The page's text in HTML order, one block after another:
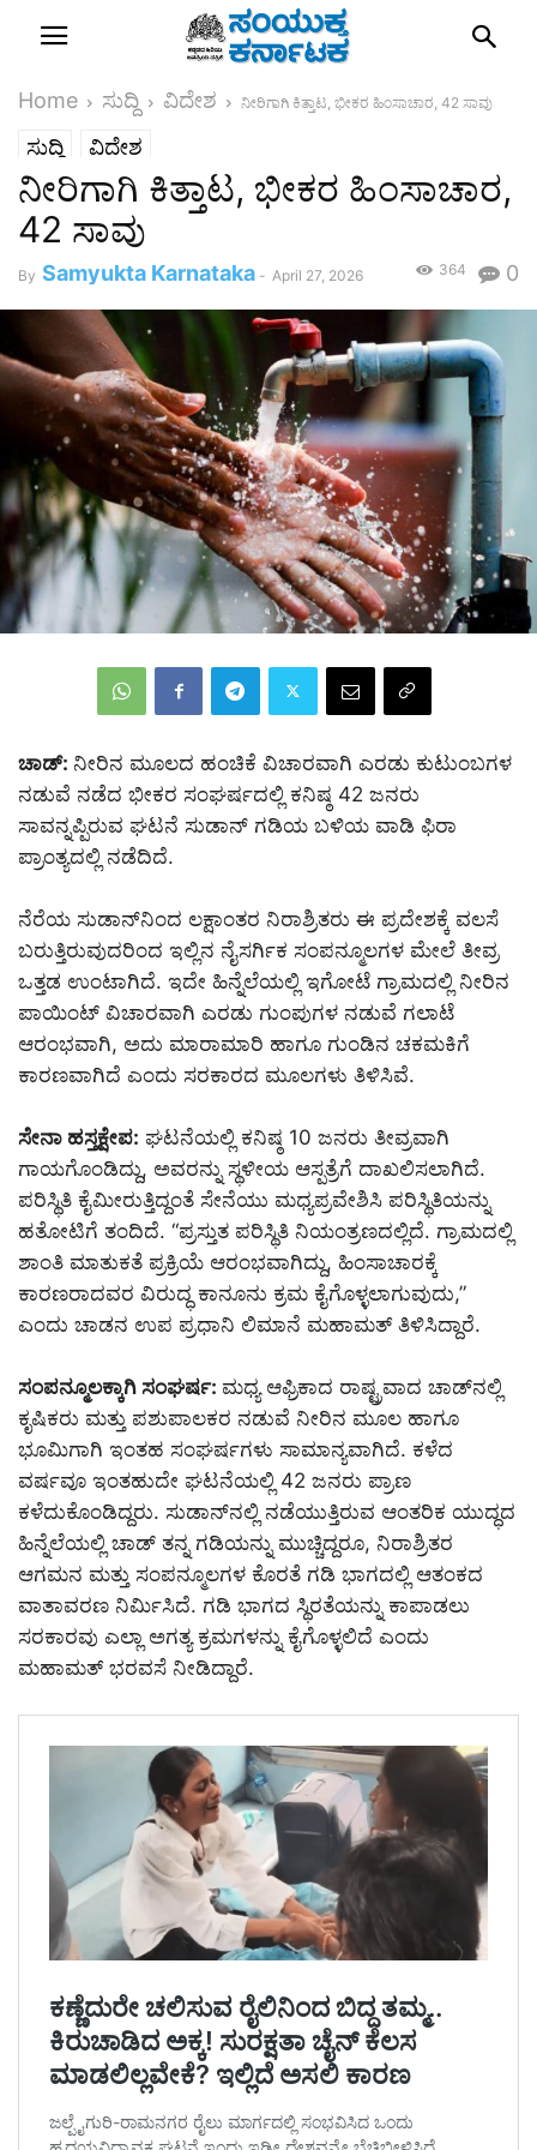
Home ಸುದ್ದಿ ವಿದೇಶ ನೀರಿಗಾಗಿ ಕಿತ್ತಾಟ, ಭೀಕರ ಹಿಂಸಾಚಾರ, 42 ಸಾವು
ಸುದ್ದಿ ವಿದೇಶ
ನೀರಿಗಾಗಿ ಕಿತ್ತಾಟ, ಭೀಕರ ಹಿಂಸಾಚಾರ,
42 ಸಾವು
By Samyukta Karnataka - April 27, 2026 0
364
ಚಾಡ್: ನೀರಿನ ಮೂಲದ ಹಂಚಿಕೆ ವಿಚಾರವಾಗಿ ಎರಡು ಕುಟುಂಬಗಳ
ನಡುವೆ ನಡೆದ ಭೀಕರ ಸಂಘರ್ಷದಲ್ಲಿ ಕನಿಷ್ಠ 42 ಜನರು
ಸಾವನ್ನಪ್ಪಿರುವ ಘಟನೆ ಸುಡಾನ್ ಗಡಿಯ ಬಳಿಯ ವಾಡಿ ಫಿರಾ
ಪ್ರಾಂತ್ಯದಲ್ಲಿ ನಡೆದಿದೆ.
ನೆರೆಯ ಸುಡಾನ್‌ನಿಂದ ಲಕ್ಷಾಂತರ ನಿರಾಶ್ರಿತರು ಈ ಪ್ರದೇಶಕ್ಕೆ ವಲಸೆ
ಬರುತ್ತಿರುವುದರಿಂದ ಇಲ್ಲಿನ ನೈಸರ್ಗಿಕ ಸಂಪನ್ಮೂಲಗಳ ಮೇಲೆ ತೀವ್ರ
ಒತ್ತಡ ಉಂಟಾಗಿದೆ. ಇದೇ ಹಿನ್ನೆಲೆಯಲ್ಲಿ ಇಗೋಟೆ ಗ್ರಾಮದಲ್ಲಿ ನೀರಿನ
ಪಾಯಿಂಟ್ ವಿಚಾರವಾಗಿ ಎರಡು ಗುಂಪುಗಳ ನಡುವೆ ಗಲಾಟೆ
ಆರಂಭವಾಗಿ, ಅದು ಮಾರಾಮಾರಿ ಹಾಗೂ ಗುಂಡಿನ ಚಕಮಕಿಗೆ
ಕಾರಣವಾಗಿದೆ ಎಂದು ಸರಕಾರದ ಮೂಲಗಳು ತಿಳಿಸಿವೆ.
ಸೇನಾ ಹಸ್ತಕ್ಷೇಪ: ಘಟನೆಯಲ್ಲಿ ಕನಿಷ್ಠ 10 ಜನರು ತೀವ್ರವಾಗಿ
ಗಾಯಗೊಂಡಿದ್ದು, ಅವರನ್ನು ಸ್ಥಳೀಯ ಆಸ್ಪತ್ರೆಗೆ ದಾಖಲಿಸಲಾಗಿದೆ.
ಪರಿಸ್ಥಿತಿ ಕೈಮೀರುತ್ತಿದ್ದಂತೆ ಸೇನೆಯು ಮಧ್ಯಪ್ರವೇಶಿಸಿ ಪರಿಸ್ಥಿತಿಯನ್ನು
ಹತೋಟಿಗೆ ತಂದಿದೆ. “ಪ್ರಸ್ತುತ ಪರಿಸ್ಥಿತಿ ನಿಯಂತ್ರಣದಲ್ಲಿದೆ. ಗ್ರಾಮದಲ್ಲಿ
ಶಾಂತಿ ಮಾತುಕತೆ ಪ್ರಕ್ರಿಯೆ ಆರಂಭವಾಗಿದ್ದು, ಹಿಂಸಾಚಾರಕ್ಕೆ
ಕಾರಣರಾದವರ ವಿರುದ್ಧ ಕಾನೂನು ಕ್ರಮ ಕೈಗೊಳ್ಳಲಾಗುವುದು,”
ಎಂದು ಚಾಡನ ಉಪ ಪ್ರಧಾನಿ ಲಿಮಾನೆ ಮಹಾಮತ್ ತಿಳಿಸಿದ್ದಾರೆ.
ಸಂಪನ್ಮೂಲಕ್ಕಾಗಿ ಸಂಘರ್ಷ: ಮಧ್ಯ ಆಫ್ರಿಕಾದ ರಾಷ್ಟ್ರವಾದ ಚಾಡ್‌ನಲ್ಲಿ
ಕೃಷಿಕರು ಮತ್ತು ಪಶುಪಾಲಕರ ನಡುವೆ ನೀರಿನ ಮೂಲ ಹಾಗೂ
ಭೂಮಿಗಾಗಿ ಇಂತಹ ಸಂಘರ್ಷಗಳು ಸಾಮಾನ್ಯವಾಗಿದೆ. ಕಳೆದ
ವರ್ಷವೂ ಇಂತಹುದೇ ಘಟನೆಯಲ್ಲಿ 42 ಜನರು ಪ್ರಾಣ
ಕಳೆದುಕೊಂಡಿದ್ದರು. ಸುಡಾನ್‌ನಲ್ಲಿ ನಡೆಯುತ್ತಿರುವ ಆಂತರಿಕ ಯುದ್ಧದ
ಹಿನ್ನೆಲೆಯಲ್ಲಿ ಚಾಡ್ ತನ್ನ ಗಡಿಯನ್ನು ಮುಚ್ಚಿದ್ದರೂ, ನಿರಾಶ್ರಿತರ
ಆಗಮನ ಮತ್ತು ಸಂಪನ್ಮೂಲಗಳ ಕೊರತೆ ಗಡಿ ಭಾಗದಲ್ಲಿ ಆತಂಕದ
ವಾತಾವರಣ ನಿರ್ಮಿಸಿದೆ. ಗಡಿ ಭಾಗದ ಸ್ಥಿರತೆಯನ್ನು ಕಾಪಾಡಲು
ಸರಕಾರವು ಎಲ್ಲಾ ಅಗತ್ಯ ಕ್ರಮಗಳನ್ನು ಕೈಗೊಳ್ಳಲಿದೆ ಎಂದು
ಮಹಾಮತ್ ಭರವಸೆ ನೀಡಿದ್ದಾರೆ.